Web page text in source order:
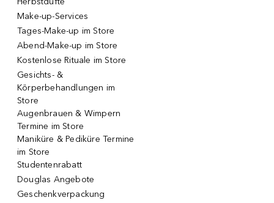
Make-up-Services
Tages-Make-up im Store
Abend-Make-up im Store
Kostenlose Rituale im Store
Gesichts- &
Körperbehandlungen im
Store
Augenbrauen & Wimpern
Termine im Store
Maniküre & Pediküre Termine
im Store
Studentenrabatt
Douglas Angebote
Geschenkverpackung